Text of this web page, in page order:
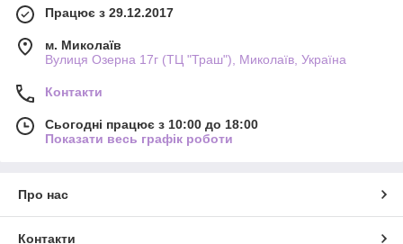
Працює з 29.12.2017
м. Миколаїв
Вулиця Озерна 17г (ТЦ "Траш"), Миколаїв, Україна
Контакти
Сьогодні працює з 10:00 до 18:00
Показати весь графік роботи
Про нас
Контакти